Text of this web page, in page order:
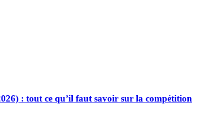
: tout ce qu’il faut savoir sur la compétition